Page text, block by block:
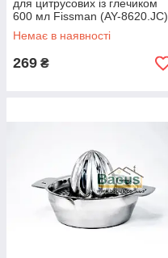
для цитрусових із глечиком
600 мл Fissman (AY-8620.JC)
Немає в наявності
269 ₴